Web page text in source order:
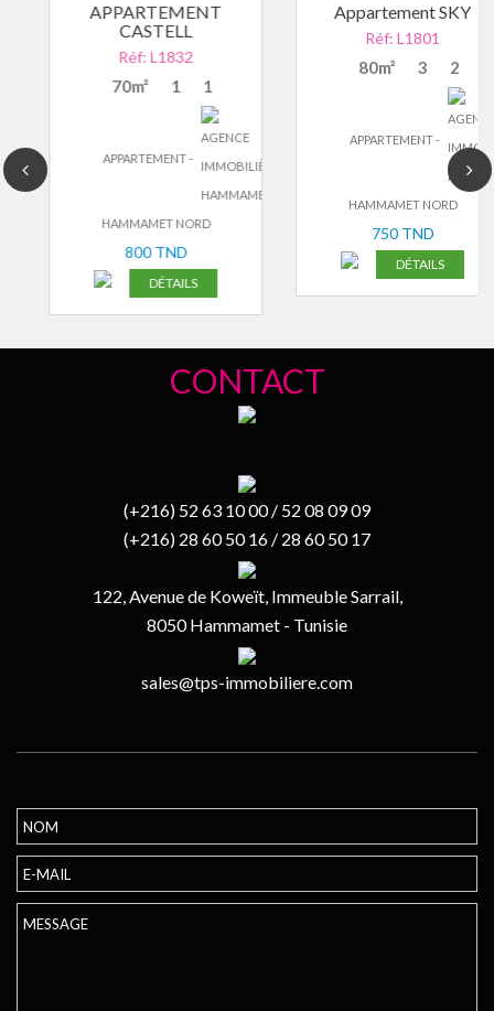
APPARTEMENT
CASTELL
Réf: L1832
70m² 1 1
APPARTEMENT -
HAMMAMET NORD
800 TND
DÉTAILS
Appartement SKY
Réf: L1801
80m² 3 2
APPARTEMENT -
HAMMAMET NORD
750 TND
DÉTAILS
CONTACT
(+216) 52 63 10 00 / 52 08 09 09
(+216) 28 60 50 16 / 28 60 50 17
122, Avenue de Koweït, Immeuble Sarrail,
8050 Hammamet - Tunisie
sales@tps-immobiliere.com